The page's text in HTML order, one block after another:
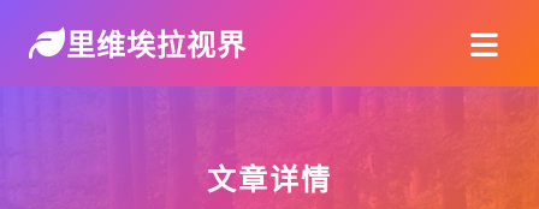
里维埃拉视界
文章详情